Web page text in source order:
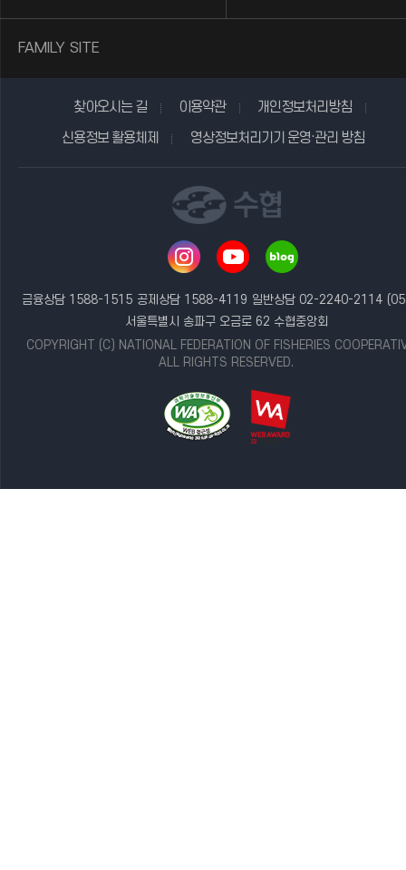
FAMILY SITE
찾아오시는 길 이용약관
개인정보처리방침
신용정보 활용체제
영상정보처리기기 운영·관리 방침
금융상담 1588-1515 공제상담 1588-4119 일반상담 02-2240-2114
서울특별시 송파구 오금로 62 수협중앙회
COPYRIGHT (C) NATIONAL FEDERATION OF FISHERIES
ALL RIGHTS RESERVED.